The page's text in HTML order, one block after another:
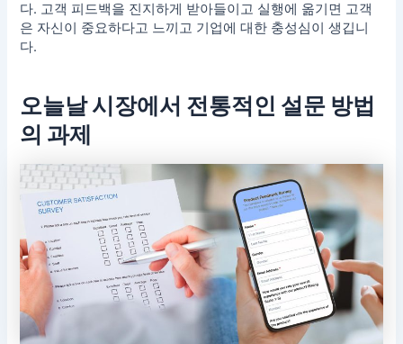
다. 고객 피드백을 진지하게 받아들이고 실행에 옮기면 고객
은 자신이 중요하다고 느끼고 기업에 대한 충성심이 생깁니
다.
오늘날 시장에서 전통적인 설문 방법
의 과제